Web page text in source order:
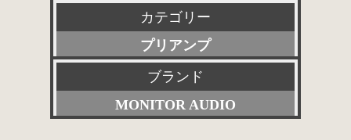
新品
委託販売品
特価品
その他委託販売品
カテゴリー
プリアンプ
すべて
パワーアンプ
ブランド
MONITOR AUDIO